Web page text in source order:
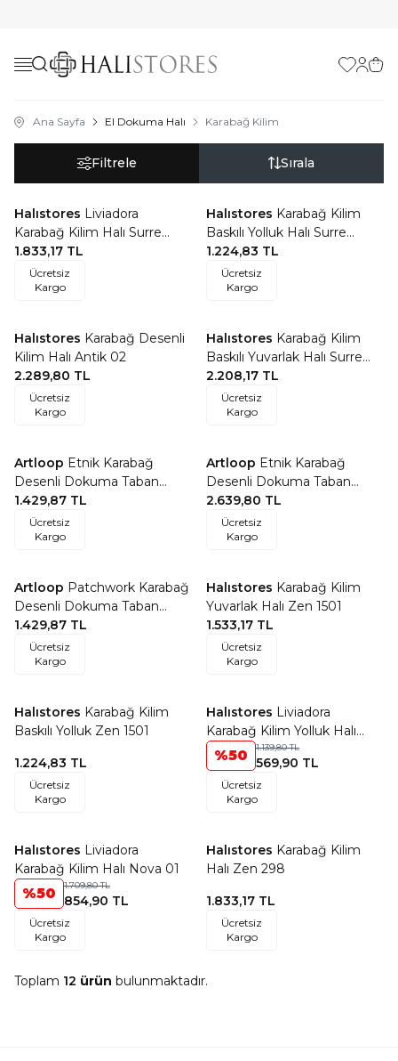
Favorilerim
Ana Sayfa El Dokuma Halı Karabağ Kilim
Filtrele Sırala
Favorilere Ekle
Halıstores Liviadora
Karabağ Kilim Halı Surre
SUR403
1.833,17 TL
Ücretsiz
Kargo
Favorilere Ekle
Halıstores Karabağ Kilim
Baskılı Yolluk Halı Surre
SUR403
1.224,83 TL
Ücretsiz
Kargo
Favorilere Ekle
Halıstores Karabağ Desenli
Kilim Halı Antik 02
2.289,80 TL
Ücretsiz
Kargo
Favorilere Ekle
Halıstores Karabağ Kilim
Baskılı Yuvarlak Halı Surre
SUR403
2.208,17 TL
Ücretsiz
Kargo
Favorilere Ekle
Artloop Etnik Karabağ
Desenli Dokuma Taban
Dekoratif Renkli Halı HS 31
1.429,87 TL
Ücretsiz
Kargo
Favorilere Ekle
Artloop Etnik Karabağ
Desenli Dokuma Taban
Dekoratif Siyah Halı HS 322
2.639,80 TL
Ücretsiz
Kargo
Favorilere Ekle
Artloop Patchwork Karabağ
Desenli Dokuma Taban
Dekoratif Siyah Halı HS 153
1.429,87 TL
Ücretsiz
Kargo
Favorilere Ekle
Halıstores Karabağ Kilim
Yuvarlak Halı Zen 1501
1.533,17 TL
Ücretsiz
Kargo
Favorilere Ekle
Halıstores Karabağ Kilim
Baskılı Yolluk Zen 1501
1.224,83 TL
Ücretsiz
Kargo
Favorilere Ekle
Halıstores Liviadora
Karabağ Kilim Yolluk Halı
Nova 01
%50 1.139,80TL
569,90 TL
Ücretsiz
Kargo
Favorilere Ekle
Halıstores Liviadora
Karabağ Kilim Halı Nova 01
%50 1.709,80TL
854,90 TL
Ücretsiz
Kargo
Favorilere Ekle
Halıstores Karabağ Kilim
Halı Zen 298
1.833,17 TL
Ücretsiz
Kargo
Toplam 12 ürün bulunmaktadır.